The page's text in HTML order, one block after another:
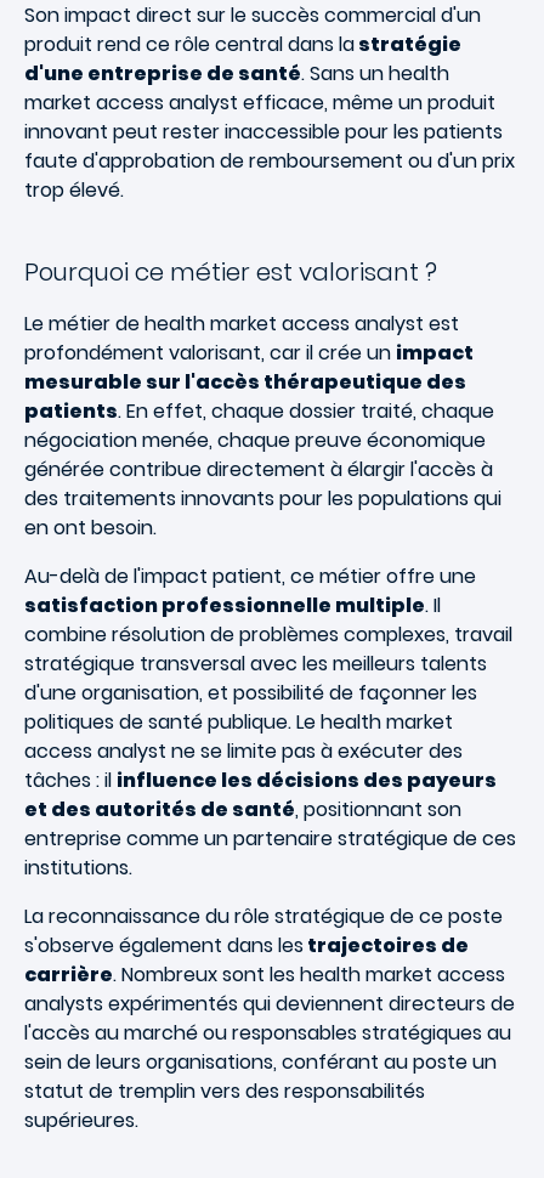
Son impact direct sur le succès commercial d'un
produit rend ce rôle central dans lastratégie
d'une entreprise de santé. Sans un health
market access analyst efficace, même un produit
innovant peut rester inaccessible pour les patients
faute d'approbation de remboursement ou d'un prix
trop élevé.
Pourquoi ce métier est valorisant ?
Le métier de health market access analyst est
profondément valorisant, car il crée un impact
mesurable sur l'accès thérapeutique des
patients. En effet, chaque dossier traité, chaque
négociation menée, chaque preuve économique
générée contribue directement à élargir l'accès à
des traitements innovants pour les populations qui
en ont besoin.
Au-delà de l'impact patient, ce métier offre une
satisfaction professionnelle multiple. Il
combine résolution de problèmes complexes, travail
stratégique transversal avec les meilleurs talents
d'une organisation, et possibilité de façonner les
politiques de santé publique. Le health market
access analyst ne se limite pas à exécuter des
tâches : il influence les décisions des payeurs
et des autorités de santé, positionnant son
entreprise comme un partenaire stratégique de ces
institutions.
La reconnaissance du rôle stratégique de ce poste
s'observe également dans lestrajectoires de
carrière. Nombreux sont les health market access
analysts expérimentés qui deviennent directeurs de
l'accès au marché ou responsables stratégiques au
sein de leurs organisations, conférant au poste un
statut de tremplin vers des responsabilités
supérieures.